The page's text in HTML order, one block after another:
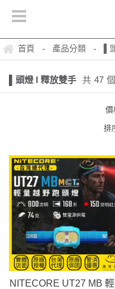
首頁 - 產品分類 - ▌
▌頭燈 l 釋放雙手 共 47
價
排
NITECORE UT27 MB